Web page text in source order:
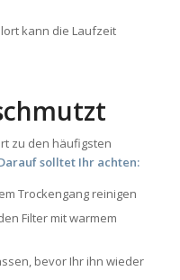
kann die Laufzeit
zu den häufigsten
solltet Ihr achten:
Trockengang reinigen
Filter mit warmem
bevor Ihr ihn wieder